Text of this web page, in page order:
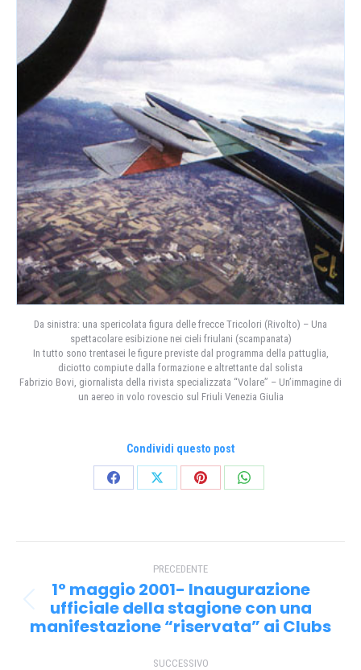
Da sinistra: una spericolata figura delle frecce Tricolori (Rivolto) – Una
spettacolare esibizione nei cieli friulani (scampanata)
In tutto sono trentasei le figure previste dal programma della pattuglia,
diciotto compiute dalla formazione e altrettante dal solista
Fabrizio Bovi, giornalista della rivista specializzata “Volare” – Un’immagine di
un aereo in volo rovescio sul Friuli Venezia Giulia
Condividi questo post
CondividiCondividiCondividiCondividi
tra
post
PRECEDENTE
Post
precedente:
1° maggio 2001- Inaugurazione
ufficiale della stagione con una
manifestazione “riservata” ai Clubs
SUCCESSIVO